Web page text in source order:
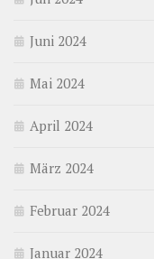
Juni 2024
Mai 2024
April 2024
März 2024
Februar 2024
Januar 2024